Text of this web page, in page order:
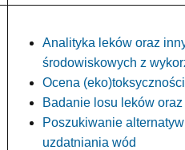
Analityka leków oraz
środowiskowych z
Ocena
Badanie losu leków
Poszukiwanie
uzdatniania wód